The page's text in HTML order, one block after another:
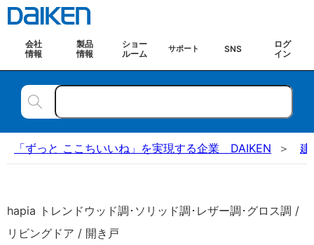
会社
情報
製品
情報
ショー
ルーム
サポート SNS
ログ
イン
「ずっと ここちいいね」を実現する企業 DAIKEN 建
hapia トレンドウッド調･ソリッド調･レザー調･グロス調 /
リビングドア / 開き戸